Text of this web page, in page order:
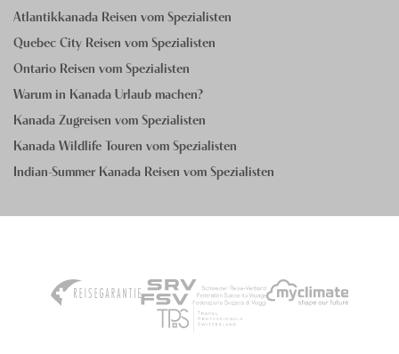
Atlantikkanada Reisen vom Spezialisten
Quebec City Reisen vom Spezialisten
Ontario Reisen vom Spezialisten
Warum in Kanada Urlaub machen?
Kanada Zugreisen vom Spezialisten
Kanada Wildlife Touren vom Spezialisten
Indian-Summer Kanada Reisen vom Spezialisten